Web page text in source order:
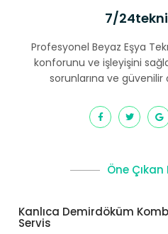
7/
Profesyonel Beyaz Eşya
konforunu ve işleyişini
sorunlarına ve
Öne
Kanlıca Demirdöküm
Servis